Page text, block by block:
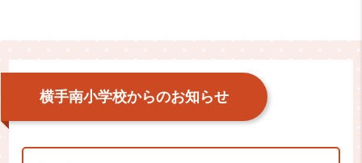
横手南小学校からのお知らせ